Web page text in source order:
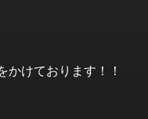
けております！！